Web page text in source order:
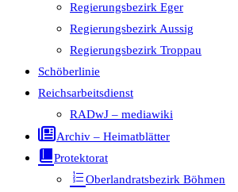
Regierungsbezirk Eger
Regierungsbezirk Aussig
Regierungsbezirk Troppau
Schöberlinie
Reichsarbeitsdienst
RADwJ – mediawiki
Archiv – Heimatblätter
Protektorat
Oberlandratsbezirk Böhmen